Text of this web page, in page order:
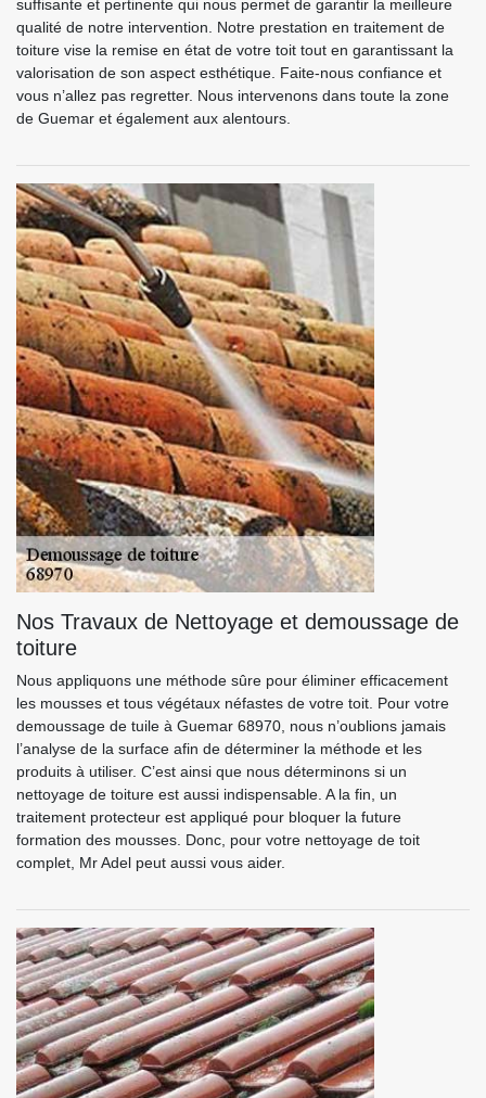
suffisante et pertinente qui nous permet de garantir la meilleure
qualité de notre intervention. Notre prestation en traitement de
toiture vise la remise en état de votre toit tout en garantissant la
valorisation de son aspect esthétique. Faite-nous confiance et
vous n’allez pas regretter. Nous intervenons dans toute la zone
de Guemar et également aux alentours.
Nos Travaux de Nettoyage et demoussage de
toiture
Nous appliquons une méthode sûre pour éliminer efficacement
les mousses et tous végétaux néfastes de votre toit. Pour votre
demoussage de tuile à Guemar 68970, nous n’oublions jamais
l’analyse de la surface afin de déterminer la méthode et les
produits à utiliser. C’est ainsi que nous déterminons si un
nettoyage de toiture est aussi indispensable. A la fin, un
traitement protecteur est appliqué pour bloquer la future
formation des mousses. Donc, pour votre nettoyage de toit
complet, Mr Adel peut aussi vous aider.